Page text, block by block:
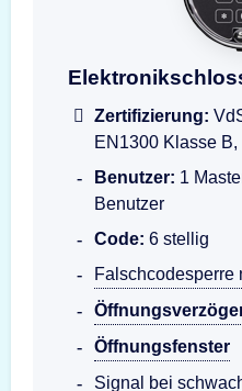
Zertifizierung:
EN1300 Klasse B,
Benutzer: 1
Benutzer
Code: 6 stellig
Falschcodesperre
Öffnungsfenster
Signal bei